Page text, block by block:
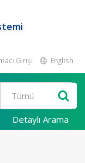
Girişi English
Detaylı Arama